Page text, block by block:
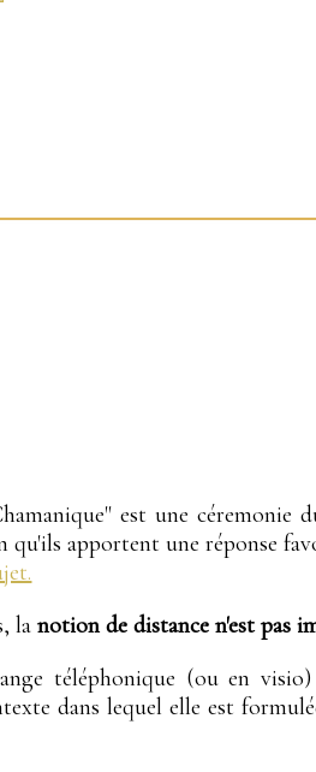
est une céremonie
qu'ils apportent une réponse
la notion de distance n'est pas
téléphonique (ou en
dans lequel elle est